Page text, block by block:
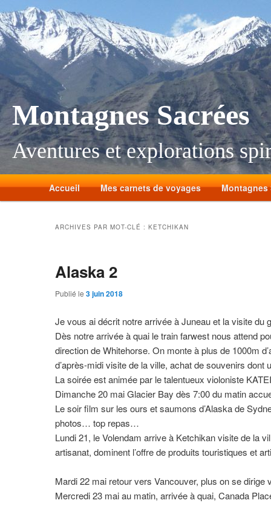
Montagnes Sacrées
Aventures et explorations
Accueil Mes carnets de voyages Montagnes
ARCHIVES PAR MOT-CLÉ :KETCHIKAN
Alaska 2
Publié le3 juin 2018
Je vous ai décrit notre arrivée à Juneau et la visite
Dès notre arrivée à quai le train farwest nous attend
direction de Whitehorse. On monte à plus de 1000m
d’après-midi visite de la ville, achat de souvenirs
La soirée est animée par le talentueux violoniste
Dimanche 20 mai Glacier Bay dès 7:00 du matin
Le soir film sur les ours et saumons d’Alaska de
photos… top repas…
Lundi 21, le Volendam arrive à Ketchikan visite de la
artisanat, dominent l’offre de produits touristiques et
Mardi 22 mai retour vers Vancouver, plus on se
Mercredi 23 mai au matin, arrivée à quai, Canada